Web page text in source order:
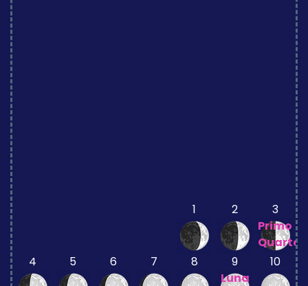
1 2
3
Primo
Quarto
4
5 6 7 8
9
Luna
10